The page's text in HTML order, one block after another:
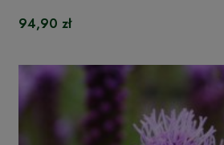
94,90 zł